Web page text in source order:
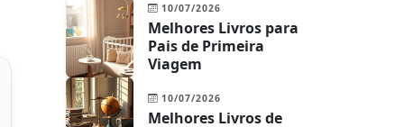
10/07/2026
Melhores Livros para
Pais de Primeira
Viagem
10/07/2026
Melhores Livros de